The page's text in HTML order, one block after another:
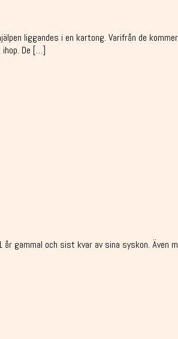
liggandes i en kartong. Varifrån de
ihop. De […]
år gammal och sist kvar av sina syskon.